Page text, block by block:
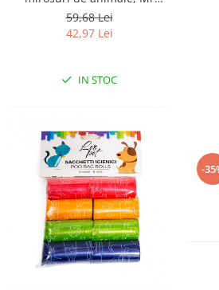
Smell, Floral, 1000 ml
59,68 Lei
42,97 Lei
IN STOC
-